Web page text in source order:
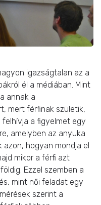
igazságtalan az a
él a médiában. Mint
annak a
mert férfinak születik,
felhívja a figyelmet egy
amelyben az anyuka
hogyan mondja el
mikor a férfi azt
Ezzel szemben a
mint női feladat egy
szerint a